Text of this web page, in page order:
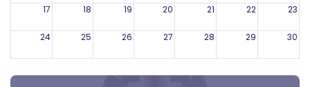
17 18 19 20 21 22 23
24 25 26 27 28 29 30